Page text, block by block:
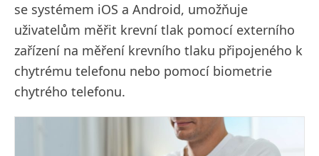
se systémem iOS a Android, umožňuje
uživatelům měřit krevní tlak pomocí externího
zařízení na měření krevního tlaku připojeného k
chytrému telefonu nebo pomocí biometrie
chytrého telefonu.